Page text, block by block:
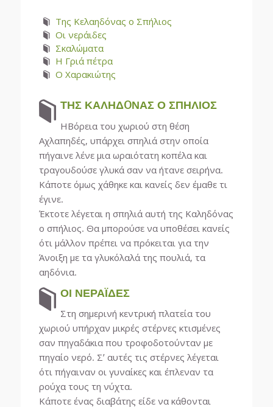
Της Κελαηδόνας ο Σπήλιος
Οι νεράιδες
Σκαλώματα
Η Γριά πέτρα
Ο Χαρακιώτης
ΤΗΣ ΚΑΛΗΔOΝΑΣ Ο ΣΠΗΛΙΟΣ
ΗΒόρεια του χωριού στη θέση
Αχλαπηδές, υπάρχει σπηλιά στην οποία
πήγαινε λένε μια ωραιότατη κοπέλα και
τραγουδούσε γλυκά σαν να ήτανε σειρήνα.
Κάποτε όμως χάθηκε και κανείς δεν έμαθε τι
έγινε.
Έκτοτε λέγεται η σπηλιά αυτή της Καληδόνας
ο σπήλιος. Θα μπορούσε να υποθέσει κανείς
ότι μάλλον πρέπει να πρόκειται για την
Άνοιξη με τα γλυκόλαλά της πουλιά, τα
αηδόνια.
ΟΙ ΝΕΡΑΪΔΕΣ
Στη σημερινή κεντρική πλατεία του
χωριού υπήρχαν μικρές στέρνες κτισμένες
σαν πηγαδάκια που τροφοδοτούνταν με
πηγαίο νερό. Σ’ αυτές τις στέρνες λέγεται
ότι πήγαιναν οι γυναίκες και έπλεναν τα
ρούχα τους τη νύχτα.
Κάποτε ένας διαβάτης είδε να κάθονται